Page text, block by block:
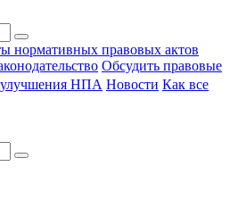
нормативных правовых актов
Обсудить правовые
НПА Новости Как все